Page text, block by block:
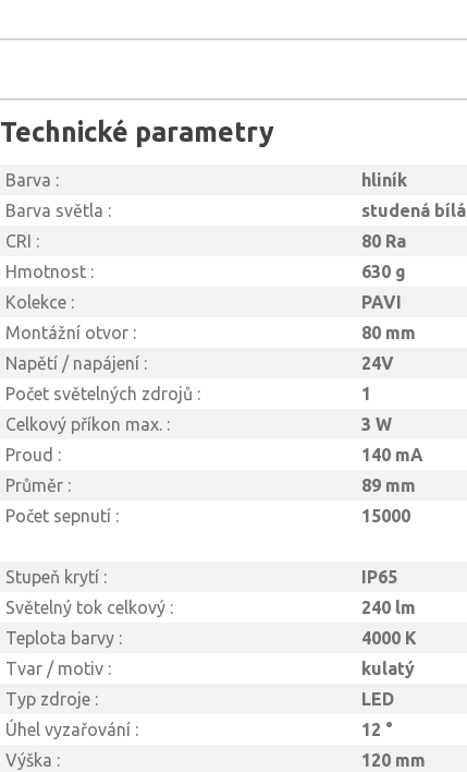
Technické parametry
Barva :
hliník
Barva světla :
studená bílá
CRI :
80 Ra
Hmotnost :
630 g
Kolekce :
PAVI
Montážní otvor :
80 mm
Napětí / napájení :
24V
Počet světelných zdrojů :
1
Celkový příkon max. :
3 W
Proud :
140 mA
Průměr :
89 mm
Počet sepnutí :
15000
Stupeň krytí :
IP65
Světelný tok celkový :
240 lm
Teplota barvy :
4000 K
Tvar / motiv :
kulatý
Typ zdroje :
LED
Úhel vyzařování :
12 °
Výška :
120 mm